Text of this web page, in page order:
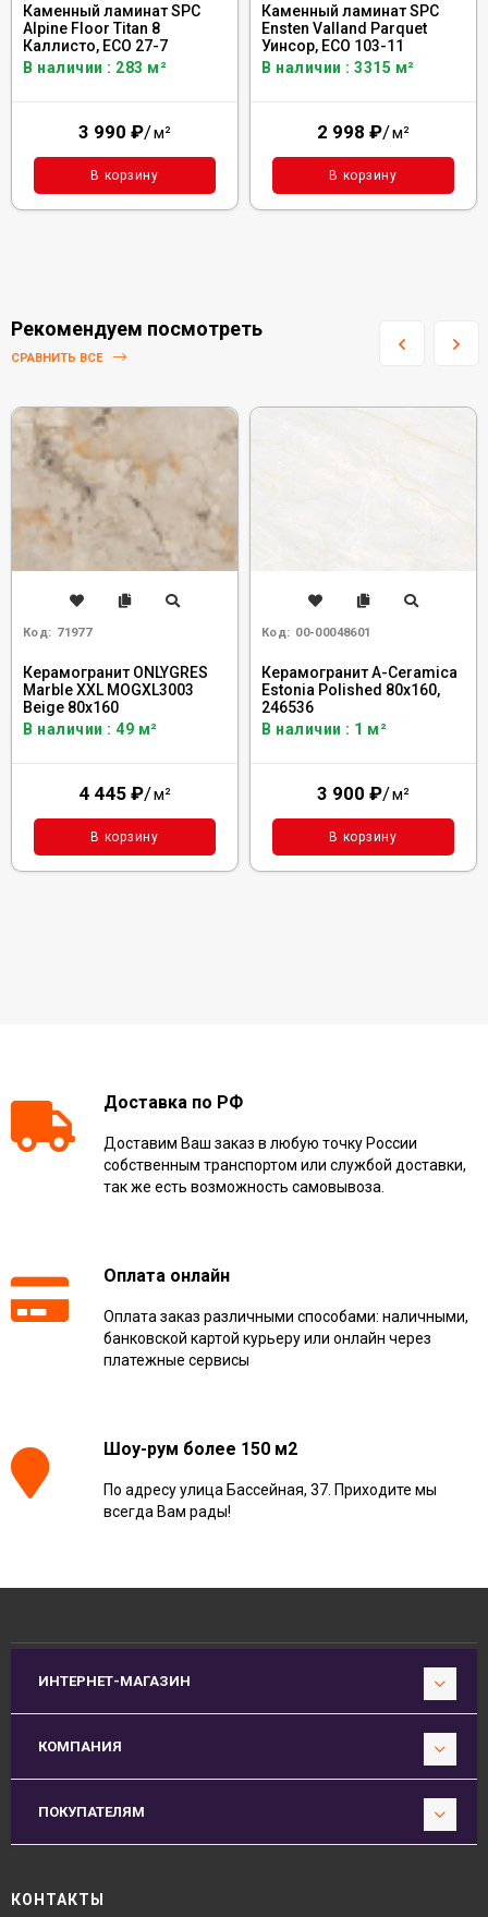
Каменный ламинат SPC
Alpine Floor Titan 8
Каллисто, ЕСО 27-7
В наличии : 283 м²
3 990 ₽/м²
В корзину
Каменный ламинат SPC
Ensten Valland Parquet
Уинсор, ECO 103-11
В наличии : 3315 м²
2 998 ₽/м²
В корзину
Рекомендуем посмотреть
СРАВНИТЬ ВСЕ
Код: 71977
Керамогранит ONLYGRES
Marble XXL MOGXL3003
Beige 80x160
В наличии : 49 м²
4 445 ₽/м²
В корзину
Код: 00-00048601
Керамогранит A-Ceramica
Estonia Polished 80x160,
246536
В наличии : 1 м²
3 900 ₽/м²
В корзину
Доставка по РФ
Доставим Ваш заказ в любую точку России
собственным транспортом или службой доставки,
так же есть возможность самовывоза.
Оплата онлайн
Оплата заказ различными способами: наличными,
банковской картой курьеру или онлайн через
платежные сервисы
Шоу-рум более 150 м2
По адресу улица Бассейная, 37. Приходите мы
всегда Вам рады!
ИНТЕРНЕТ-МАГАЗИН
КОМПАНИЯ
ПОКУПАТЕЛЯМ
КОНТАКТЫ